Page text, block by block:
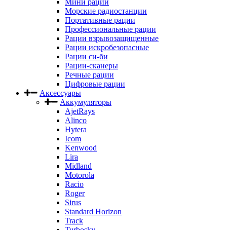
Мини рации
Морские радиостанции
Портативные рации
Профессиональные рации
Рации взрывозащищенные
Рации искробезопасные
Рации си-би
Рации-сканеры
Речные рации
Цифровые рации
Аксессуары
Аккумуляторы
AjetRays
Alinco
Hytera
Icom
Kenwood
Lira
Midland
Motorola
Racio
Roger
Sirus
Standard Horizon
Track